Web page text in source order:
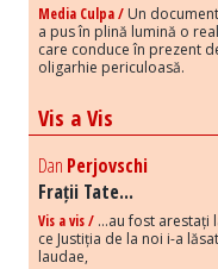
Media Culpa / Un
a pus în plină lumină o
care conduce în prezent
oligarhie periculoasă.
Vis a Vis
Dan Perjovschi
Frații Tate...
Vis a vis / ...au fost arestați
ce Justiția de la noi i-a
laudae,